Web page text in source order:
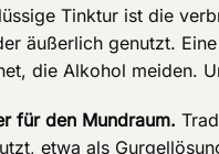
Tinktur ist die
äußerlich genutzt.
die Alkohol meiden.
für den Mundraum.
etwa als